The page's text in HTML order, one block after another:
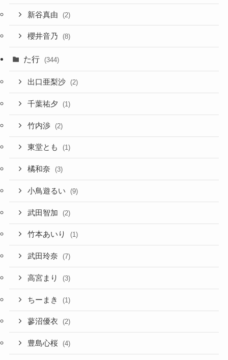
新谷真由 (2)
櫻井音乃 (8)
た行 (344)
出口亜梨沙 (2)
千葉祐夕 (1)
竹内渉 (2)
東堂とも (1)
橘和奈 (3)
小鳥遊るい (9)
武田智加 (2)
竹本あいり (1)
武田玲奈 (7)
高宮まり (3)
ちーまき (1)
蓼沼優衣 (2)
豊島心桜 (4)